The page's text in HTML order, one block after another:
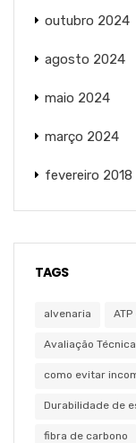
outubro 2024
agosto 2024
maio 2024
março 2024
fevereiro 2018
TAGS
alvenaria
Avaliação
como evitar
Durabilidade de
fibra de carbono